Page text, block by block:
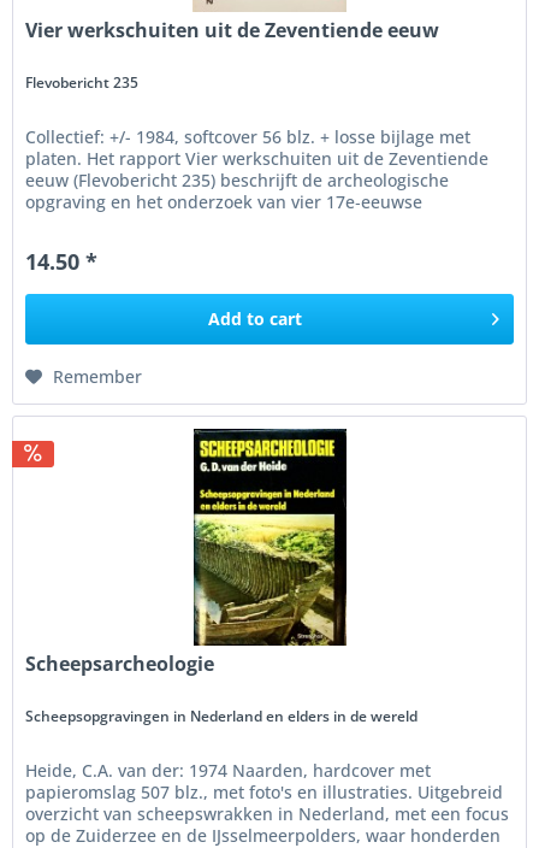
Vier werkschuiten uit de Zeventiende eeuw
Flevobericht 235
Collectief: +/- 1984, softcover 56 blz. + losse bijlage met
platen. Het rapport Vier werkschuiten uit de Zeventiende
eeuw (Flevobericht 235) beschrijft de archeologische
opgraving en het onderzoek van vier 17e‑eeuwse
14.50 *
Add to cart
Remember
Scheepsarcheologie
Scheepsopgravingen in Nederland en elders in de wereld
Heide, C.A. van der: 1974 Naarden, hardcover met
papieromslag 507 blz., met foto's en illustraties. Uitgebreid
overzicht van scheepswrakken in Nederland, met een focus
op de Zuiderzee en de IJsselmeerpolders, waar honderden